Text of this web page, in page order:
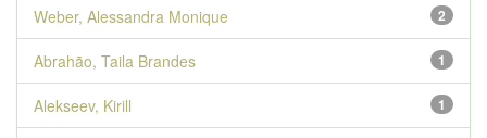
2
Weber, Alessandra Monique
1
Abrahão, Taila Brandes
1
Alekseev, Kirill